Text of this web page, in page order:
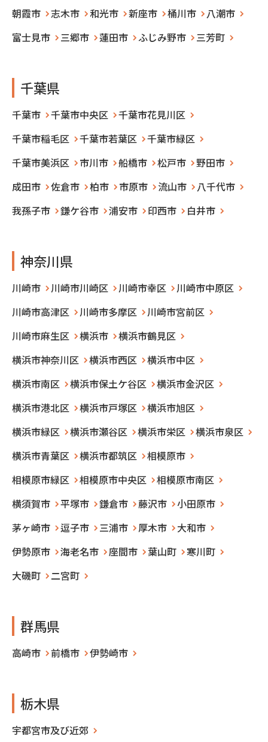
朝霞市
志木市 和光市 新座市 桶川市
八潮市
富士見市
三郷市 蓮田市 ふじみ野市 三芳町
千葉県
千葉市 千葉市中央区
千葉市花見川区
千葉市稲毛区
千葉市若葉区
千葉市緑区
千葉市美浜区
市川市 船橋市 松戸市
野田市
成田市
佐倉市 柏市 市原市 流山市
八千代市
我孫子市
鎌ケ谷市 浦安市 印西市 白井市
神奈川県
川崎市 川崎市川崎区 川崎市幸区
川崎市中原区
川崎市高津区
川崎市多摩区
川崎市宮前区
川崎市麻生区
横浜市
横浜市鶴見区
横浜市神奈川区
横浜市西区
横浜市中区
横浜市南区
横浜市保土ケ谷区
横浜市金沢区
横浜市港北区
横浜市戸塚区
横浜市旭区
横浜市緑区
横浜市瀬谷区 横浜市栄区
横浜市泉区
横浜市青葉区
横浜市都筑区
相模原市
相模原市緑区
相模原市中央区
相模原市南区
横須賀市
平塚市 鎌倉市 藤沢市
小田原市
茅ヶ崎市
逗子市 三浦市 厚木市
大和市
伊勢原市
海老名市 座間市 葉山町
寒川町
大磯町
二宮町
群馬県
高崎市 前橋市 伊勢崎市
栃木県
宇都宮市及び近郊